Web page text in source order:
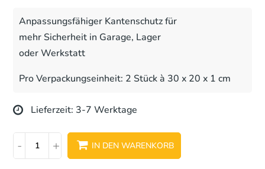
Anpassungsfähiger Kantenschutz für
mehr Sicherheit in Garage, Lager
oder Werkstatt
Pro Verpackungseinheit: 2 Stück à 30 x 20 x 1 cm
Lieferzeit: 3-7 Werktage
-Lamellenschutzschaumstoff
–
+ IN DEN WARENKORB